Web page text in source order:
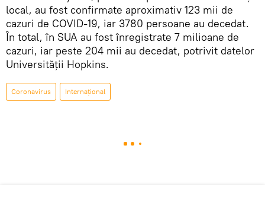
local, au fost confirmate aproximativ 123 mii de
cazuri de COVID-19, iar 3780 persoane au decedat.
În total, în SUA au fost înregistrate 7 milioane de
cazuri, iar peste 204 mii au decedat, potrivit datelor
Universității Hopkins.
Coronavirus Internaţional